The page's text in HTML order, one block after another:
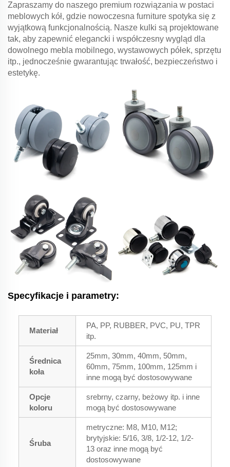
Zapraszamy do naszego premium rozwiązania w postaci
meblowych kół, gdzie nowoczesna furniture spotyka się z
wyjątkową funkcjonalnością. Nasze kulki są projektowane
tak, aby zapewnić elegancki i współczesny wygląd dla
dowolnego mebla mobilnego, wystawowych półek, sprzętu
itp., jednocześnie gwarantując trwałość, bezpieczeństwo i
estetykę.
Specyfikacje i parametry:
Materiał
PA, PP, RUBBER, PVC, PU, TPR
itp.
Średnica
koła
25mm, 30mm, 40mm, 50mm,
60mm, 75mm, 100mm, 125mm i
inne mogą być dostosowywane
Opcje
koloru
srebrny, czarny, beżowy itp. i inne
mogą być dostosowywane
Śruba
metryczne: M8, M10, M12;
brytyjskie: 5/16, 3/8, 1/2-12, 1/2-
13 oraz inne mogą być
dostosowywane